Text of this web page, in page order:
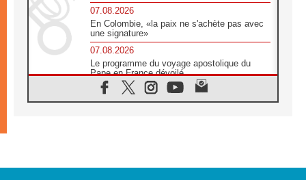
07.08.2026
En Colombie, «la paix ne s'achète pas avec
une signature»
07.08.2026
Le programme du voyage apostolique du
Pape en France dévoilé
07.08.2026
1ère Conférence continentale sur l'éducation
07.08.2026